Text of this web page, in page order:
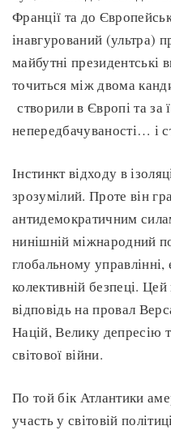
Франції та до
інавгурований (ультра)
майбутні
точиться між двома
створили в Європі та
непередбачуваності… і
Інстинкт відходу в
зрозумілий. Проте він
антидемократичним
нинішній міжнародний
глобальному управлінні,
колективній безпеці.
відповідь на провал
Націй, Велику депресію
світової війни.
По той бік Атлантики
участь у світовій